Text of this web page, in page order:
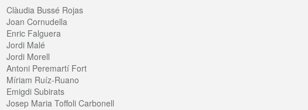
Clàudia Bussé Rojas
Joan Cornudella
Enric Falguera
Jordi Malé
Jordi Morell
Antoni Peremartí Fort
Míriam Ruíz-Ruano
Emigdi Subirats
Josep Maria Toffoli Carbonell